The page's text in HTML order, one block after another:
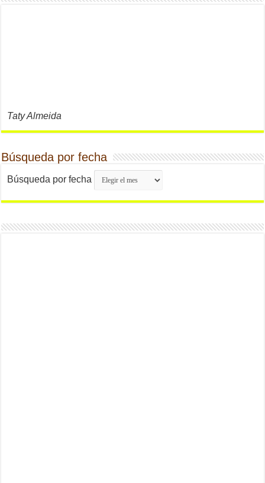
Taty Almeida
Búsqueda por fecha
Búsqueda por fecha